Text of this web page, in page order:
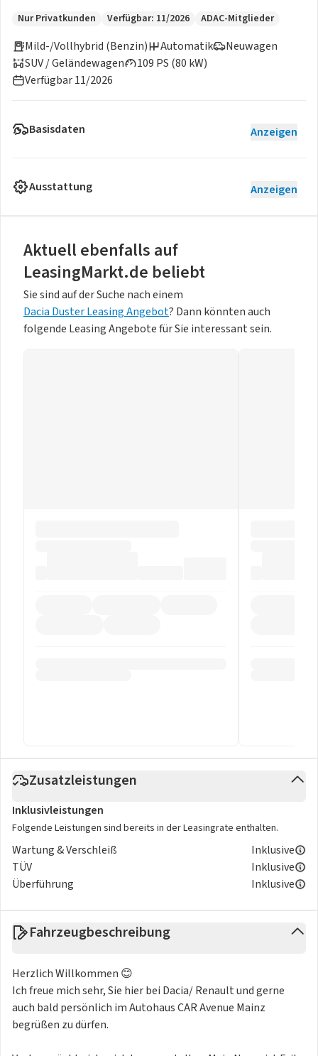
Nur Privatkunden Verfügbar: 11/2026 ADAC-Mitglieder
Mild-/Vollhybrid (Benzin)
Neuwagen
109 PS (80 kW)
Automatik
SUV / Geländewagen
Verfügbar 11/2026
Basisdaten Anzeigen
Ausstattung Anzeigen
Aktuell ebenfalls auf
LeasingMarkt.de beliebt
Sie sind auf der Suche nach einem
Dacia Duster Leasing Angebot? Dann könnten auch
folgende Leasing Angebote für Sie interessant sein.
Zusatzleistungen
Inklusivleistungen
Folgende Leistungen sind bereits in der Leasingrate enthalten.
Wartung & Verschleiß
Inklusive
TÜV
Inklusive
Überführung
Inklusive
Fahrzeugbeschreibung
Herzlich Willkommen 😊
Ich freue mich sehr, Sie hier bei Dacia/ Renault und gerne
auch bald persönlich im Autohaus CAR Avenue Mainz
begrüßen zu dürfen.